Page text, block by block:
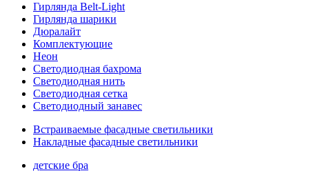
Гирлянда Belt-Light
Гирлянда шарики
Дюралайт
Комплектующие
Неон
Светодиодная бахрома
Светодиодная нить
Светодиодная сетка
Светодиодный занавес
Встраиваемые фасадные светильники
Накладные фасадные светильники
детские бра